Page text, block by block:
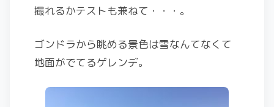
撮れるかテストも兼ねて・・・。
ゴンドラから眺める景色は雪なんてなくて
地面がでてるゲレンデ。